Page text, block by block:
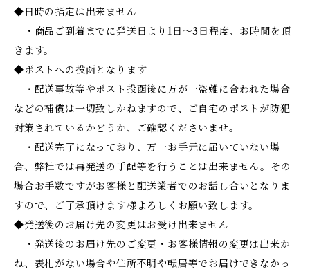
◆日時の指定は出来ません
・商品ご到着までに発送日より1日～3日程度、お時間を頂
きます。
◆ポストへの投函となります
・配送事故等やポスト投函後に万が一盗難に合われた場合
などの補償は一切致しかねますので、ご自宅のポストが防犯
対策されているかどうか、ご確認くださいませ。
・配送完了になっており、万一お手元に届いていない場
合、弊社では再発送の手配等を行うことは出来ません。その
場合お手数ですがお客様と配送業者でのお話し合いとなりま
すので、ご了承頂けます様よろしくお願い致します。
◆発送後のお届け先の変更はお受け出来ません
・発送後のお届け先のご変更・お客様情報の変更は出来か
ね、表札がない場合や住所不明や転居等でお届けできなかっ